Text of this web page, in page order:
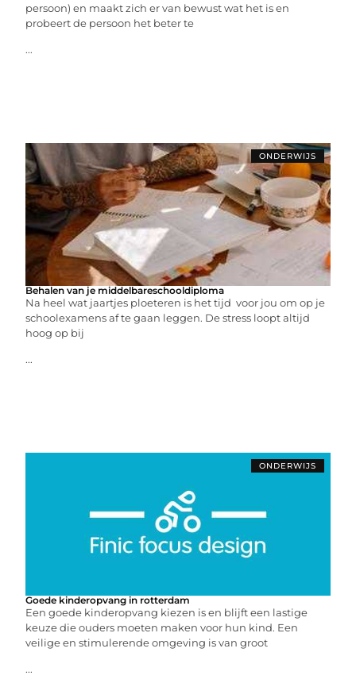
persoon) en maakt zich er van bewust wat het is en
probeert de persoon het beter te
...
ONDERWIJS
Behalen van je middelbareschooldiploma
Na heel wat jaartjes ploeteren is het tijd voor jou om op je
schoolexamens af te gaan leggen. De stress loopt altijd
hoog op bij
...
ONDERWIJS
Goede kinderopvang in rotterdam
Een goede kinderopvang kiezen is en blijft een lastige
keuze die ouders moeten maken voor hun kind. Een
veilige en stimulerende omgeving is van groot
...